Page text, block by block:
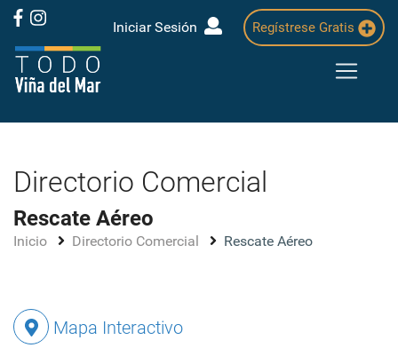
Iniciar Sesión Regístrese Gratis
Directorio Comercial
Rescate Aéreo
Inicio Directorio Comercial Rescate Aéreo
Mapa Interactivo